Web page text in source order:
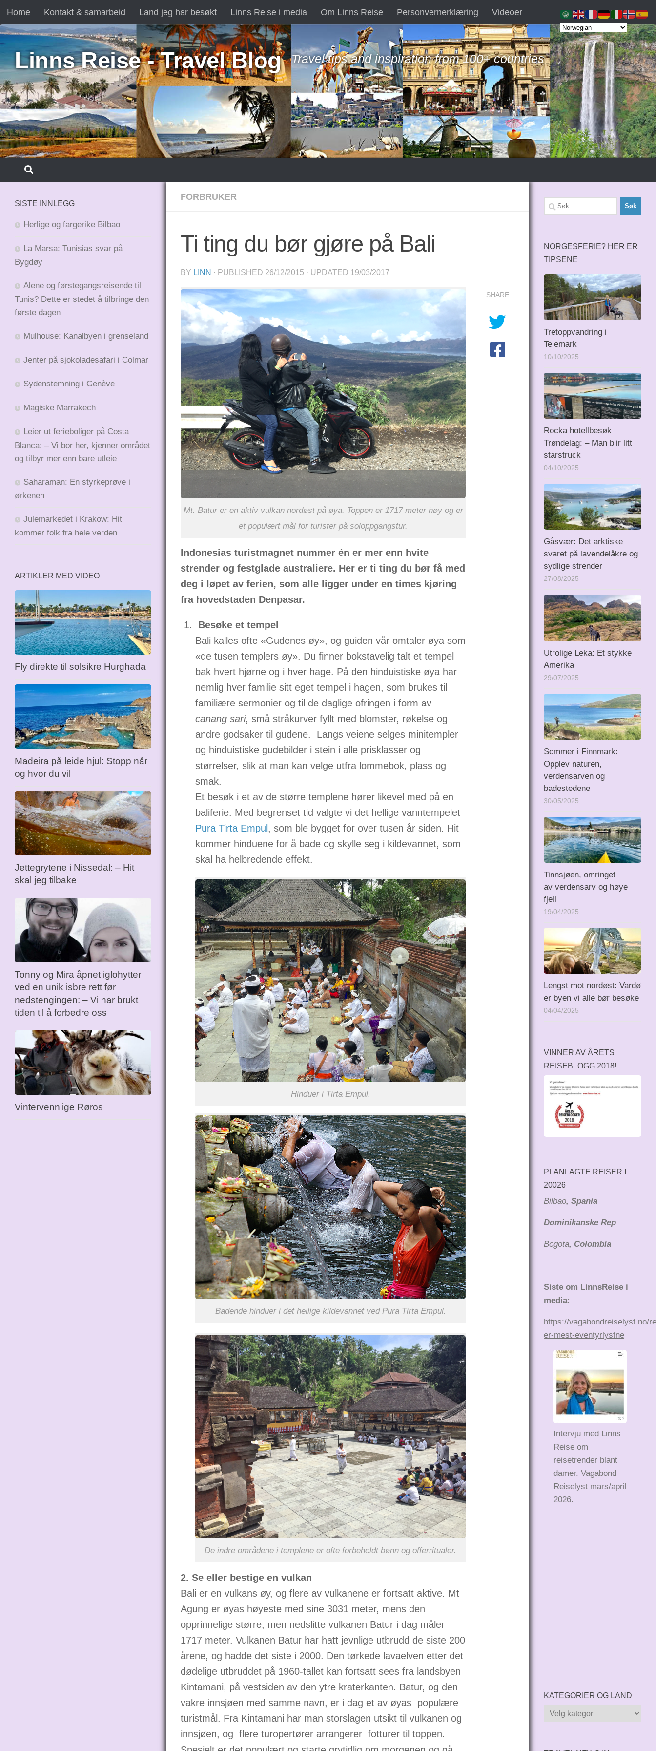
Skip to content
Home Kontakt & samarbeid Land jeg har besøkt Linns Reise i media Om Linns Reise Personvernerklæring Videoer
Linns Reise - Travel Blog Travel tips and inspiration from 100+ countries
FORBRUKER
Ti ting du bør gjøre på Bali
BY LINN · PUBLISHED 26/12/2015 · UPDATED 19/03/2017
Mt. Batur er en aktiv vulkan nordøst på øya. Toppen er 1717 meter høy og er
et populært mål for turister på soloppgangstur.
Indonesias turistmagnet nummer én er mer enn hvite
strender og festglade australiere. Her er ti ting du bør få med
deg i løpet av ferien, som alle ligger under en times kjøring
fra hovedstaden Denpasar.
Besøke et tempel
Bali kalles ofte «Gudenes øy», og guiden vår omtaler øya som
«de tusen templers øy». Du finner bokstavelig talt et tempel
bak hvert hjørne og i hver hage. På den hinduistiske øya har
nemlig hver familie sitt eget tempel i hagen, som brukes til
familiære sermonier og til de daglige ofringen i form av
canang sari, små stråkurver fyllt med blomster, røkelse og
andre godsaker til gudene. Langs veiene selges minitempler
og hinduistiske gudebilder i stein i alle prisklasser og
størrelser, slik at man kan velge utfra lommebok, plass og
smak.
Et besøk i et av de større templene hører likevel med på en
baliferie. Med begrenset tid valgte vi det hellige vanntempelet
Pura Tirta Empul , som ble bygget for over tusen år siden. Hit
kommer hinduene for å bade og skylle seg i kildevannet, som
skal ha helbredende effekt.
Hinduer i Tirta Empul.
Badende hinduer i det hellige kildevannet ved Pura Tirta Empul.
De indre områdene i templene er ofte forbeholdt bønn og offerritualer.
2. Se eller bestige en vulkan
Bali er en vulkans øy, og flere av vulkanene er fortsatt aktive. Mt
Agung er øyas høyeste med sine 3031 meter, mens den
opprinnelige større, men nedslitte vulkanen Batur i dag måler
1717 meter. Vulkanen Batur har hatt jevnlige utbrudd de siste 200
årene, og hadde det siste i 2000. Den tørkede lavaelven etter det
dødelige utbruddet på 1960-tallet kan fortsatt sees fra landsbyen
Kintamani, på vestsiden av den ytre kraterkanten. Batur, og den
vakre innsjøen med samme navn, er i dag et av øyas populære
turistmål. Fra Kintamani har man storslagen utsikt til vulkanen og
innsjøen, og flere turopertører arrangerer fotturer til toppen.
SHARE
SISTE INNLEGG
Herlige og fargerike Bilbao
La Marsa: Tunisias svar på
Bygdøy
Alene og førstegangsreisende til
Tunis? Dette er stedet å tilbringe den
første dagen
Mulhouse: Kanalbyen i grenseland
Jenter på sjokoladesafari i Colmar
Sydenstemning i Genève
Magiske Marrakech
Leier ut ferieboliger på Costa
Blanca: – Vi bor her, kjenner området
og tilbyr mer enn bare utleie
Saharaman: En styrkeprøve i
ørkenen
Julemarkedet i Krakow: Hit
kommer folk fra hele verden
ARTIKLER MED VIDEO
Fly direkte til solsikre Hurghada
Madeira på leide hjul: Stopp når
og hvor du vil
Jettegrytene i Nissedal: – Hit
skal jeg tilbake
Tonny og Mira åpnet iglohytter
ved en unik isbre rett før
nedstengingen: – Vi har brukt
tiden til å forbedre oss
Vintervennlige Røros
Søk
etter:
NORGESFERIE? HER ER
TIPSENE
Tretoppvandring i
Telemark
10/10/2025
Rocka hotellbesøk i
Trøndelag: – Man blir litt
starstruck
04/10/2025
Gåsvær: Det arktiske
svaret på lavendelåkre og
sydlige strender
27/08/2025
Utrolige Leka: Et stykke
Amerika
29/07/2025
Sommer i Finnmark:
Opplev naturen,
verdensarven og
badestedene
30/05/2025
Tinnsjøen, omringet
av verdensarv og høye
fjell
19/04/2025
Lengst mot nordøst: Vardø
er byen vi alle bør besøke
04/04/2025
VINNER AV ÅRETS
REISEBLOGG 2018!
PLANLAGTE REISER I
20026
Bilbao, Spania
Dominikanske Rep
Bogota, Colombia
Siste om LinnsReise i
media:
https://vagabondreiselyst.no/
er-mest-eventyrlystne
Intervju med Linns
Reise om
reisetrender blant
damer. Vagabond
Reiselyst mars/april
2026.
KATEGORIER OG LAND
Kategorier